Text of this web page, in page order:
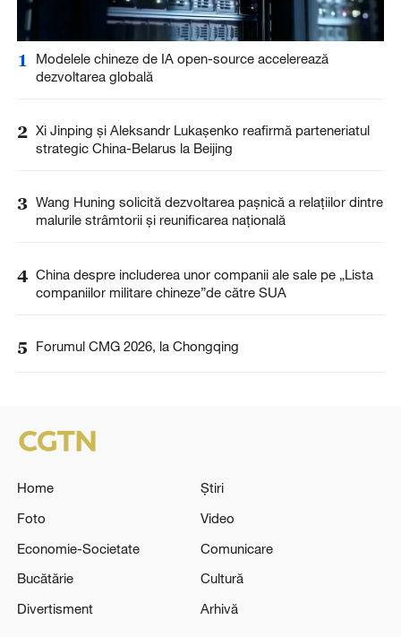
1
Modelele chineze de IA open-source accelerează
dezvoltarea globală
2 Xi Jinping și Aleksandr Lukașenko reafirmă parteneriatul
strategic China-Belarus la Beijing
3 Wang Huning solicită dezvoltarea pașnică a relațiilor dintre
malurile strâmtorii și reunificarea națională
4 China despre includerea unor companii ale sale pe „Lista
companiilor militare chineze”de către SUA
5 Forumul CMG 2026, la Chongqing
Home
Știri
Foto
Video
Economie-Societate
Comunicare
Bucătărie
Cultură
Divertisment
Arhivă